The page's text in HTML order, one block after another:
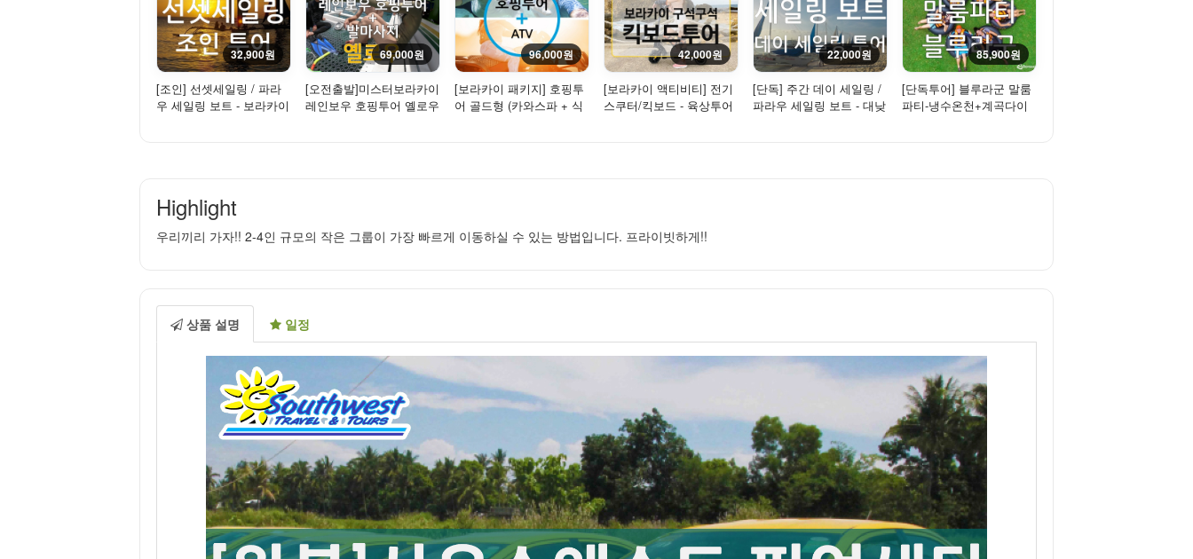
32,900원
[조인] 선셋세일링 / 파라
우 세일링 보트 - 보라카이
69,000원
[오전출발]미스터보라카이
레인보우 호핑투어 옐로우
96,000원
[보라카이 패키지] 호핑투
어 골드형 (카와스파 + 식
42,000원
[보라카이 액티비티] 전기
스쿠터/킥보드 - 육상투어
22,000원
[단독] 주간 데이 세일링 /
파라우 세일링 보트 - 대낮
85,900원
[단독투어] 블루라군 말룸
파티-냉수온천+계곡다이
Highlight
우리끼리 가자!! 2-4인 규모의 작은 그룹이 가장 빠르게 이동하실 수 있는 방법입니다. 프라이빗하게!!
상품 설명 일정